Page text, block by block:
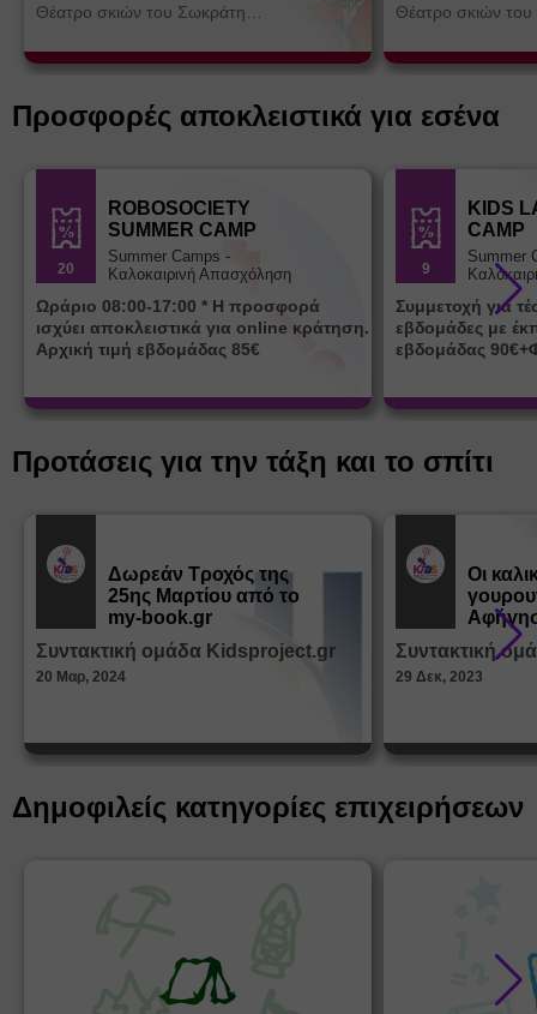
Θέατρο σκιών του Σωκράτη
Θέατρο σκιών
Προσφορές αποκλειστικά για εσένα
20
ROBOSOCIETY
SUMMER CAMP
Summer Camps -
Καλοκαιρινή Απασχόληση
Ωράριο 08:00-17:00 * Η προσφορά
ισχύει αποκλειστικά για online κράτηση.
Αρχική τιμή εβδομάδας 85€
9
KIDS
CAMP
Summer
Συμμετοχή για
εβδομάδες με
εβδομάδας
Προτάσεις για την τάξη και το σπίτι
Δωρεάν Tροχός της
25ης Μαρτίου από το
my-book.gr
Συντακτική ομάδα Kidsproject.gr
20 Μαρ, 2024
Οι
από τα
Συντακτική
29 Δεκ, 2023
Δημοφιλείς κατηγορίες επιχειρήσεων